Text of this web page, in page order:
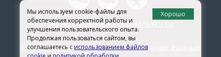
Политика конфиденциальности
Согласие на обработку персональных данных
Мы используем cookie-файлы для
обеспечения корректной работы и
улучшения пользовательского опыта.
Продолжая пользоваться сайтом, вы
соглашаетесь с использованием файлов
Хорошо